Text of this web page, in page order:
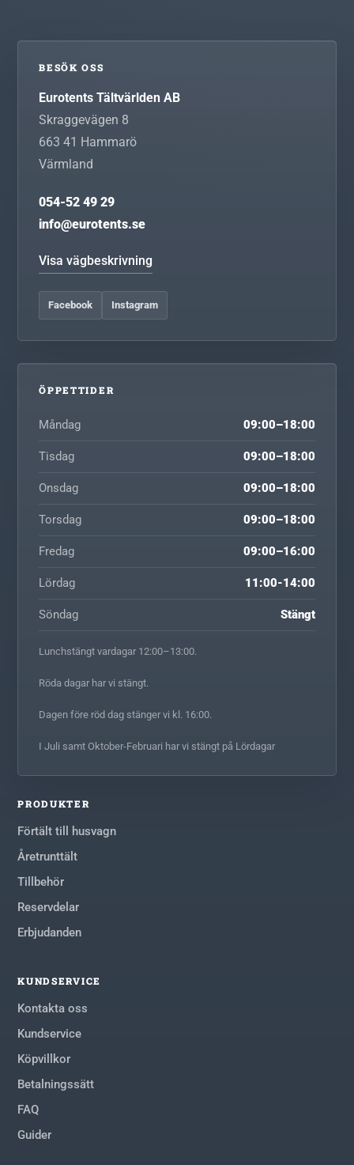
PRODUKTER
Förtält till husvagn
Åretrunttält
Tillbehör
Reservdelar
Erbjudanden
KUNDSERVICE
Kontakta oss
Kundservice
Köpvillkor
Betalningssätt
FAQ
Guider
BESÖK OSS
Eurotents Tältvärlden AB
Skraggevägen 8
663 41 Hammarö
Värmland
054-52 49 29
info@eurotents.se
Visa vägbeskrivning
Facebook Instagram
ÖPPETTIDER
Måndag 09:00–18:00
Tisdag 09:00–18:00
Onsdag 09:00–18:00
Torsdag 09:00–18:00
Fredag 09:00–16:00
Lördag 11:00-14:00
Söndag Stängt
Lunchstängt vardagar 12:00–13:00.
Röda dagar har vi stängt.
Dagen före röd dag stänger vi kl. 16:00.
I Juli samt Oktober-Februari har vi stängt på Lördagar